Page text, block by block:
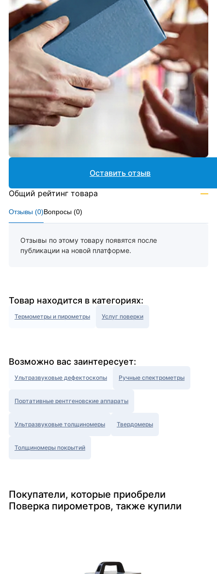
Отзывы (0)Вопросы (0)
Отзывы по этому товару появятся после
публикации на новой платформе.
Оставить отзыв
Общий рейтинг товара —
Товар находится в категориях:
Термометры и пирометры Услуг поверки
Возможно вас заинтересует:
Ультразвуковые дефектоскопы Ручные спектрометры
Портативные рентгеновские аппараты
Ультразвуковые толщиномеры Твердомеры
Толщиномеры покрытий
Покупатели, которые приобрели
Поверка пирометров, также купили